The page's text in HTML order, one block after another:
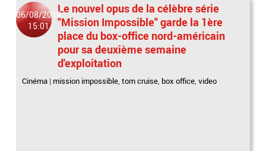
06/08/2018
15:01
Le nouvel opus de la célèbre série
"Mission Impossible" garde la 1ère
place du box-office nord-américain
pour sa deuxième semaine
d'exploitation
Cinéma | mission impossible,tom cruise, box office,video